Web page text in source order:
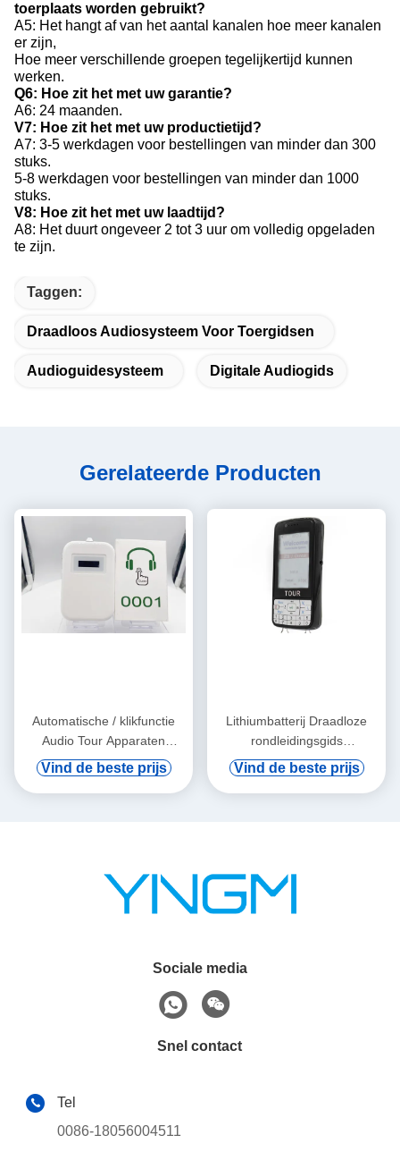
toerplaats worden gebruikt?
A5: Het hangt af van het aantal kanalen hoe meer kanalen
er zijn,
Hoe meer verschillende groepen tegelijkertijd kunnen
werken.
Q6: Hoe zit het met uw garantie?
A6: 24 maanden.
V7: Hoe zit het met uw productietijd?
A7: 3-5 werkdagen voor bestellingen van minder dan 300
stuks.
5-8 werkdagen voor bestellingen van minder dan 1000
stuks.
V8: Hoe zit het met uw laadtijd?
A8: Het duurt ongeveer 2 tot 3 uur om volledig opgeladen
te zijn.
Taggen:
Draadloos Audiosysteem Voor Toergidsen
Audioguidesysteem Digitale Audiogids
Gerelateerde Producten
Automatische / klikfunctie
Audio Tour Apparaten
Oordhanger
Vind de beste prijs
Lithiumbatterij Draadloze
rondleidingsgids
Ondersteuning Digitale Vod
En Automatische Inductie
Vind de beste prijs
Sociale media
Snel contact
Tel
0086-18056004511